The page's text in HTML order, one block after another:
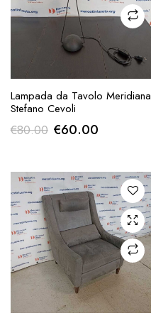
RICHIESTA
Lampada da Tavolo Meridiana
Stefano Cevoli
€80.00 Il
originale
era:
€80.00.
€60.00Il
attuale
è:
€60.00.